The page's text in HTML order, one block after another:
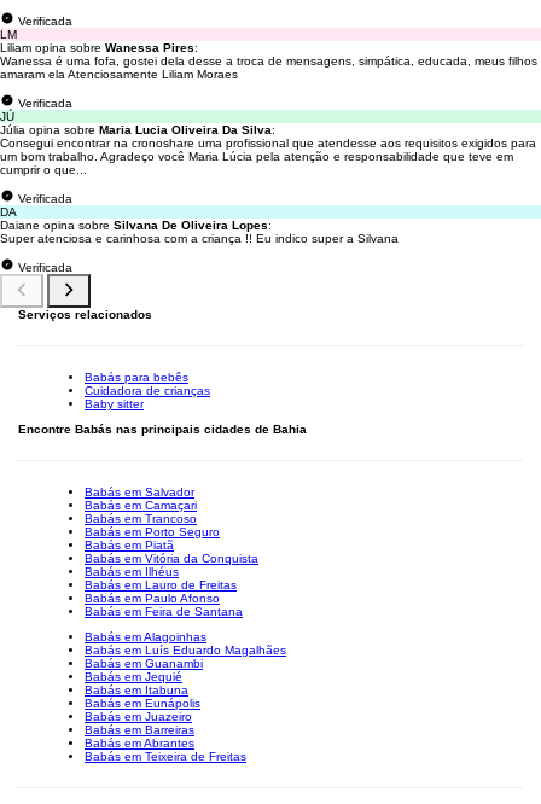
Verificada
LM
Liliam opina sobre Wanessa Pires:
Wanessa é uma fofa, gostei dela desse a troca de mensagens, simpática, educada, meus filhos
amaram ela Atenciosamente Liliam Moraes
Verificada
JÚ
Júlia opina sobre Maria Lucia Oliveira Da Silva:
Consegui encontrar na cronoshare uma profissional que atendesse aos requisitos exigidos para
um bom trabalho. Agradeço você Maria Lúcia pela atenção e responsabilidade que teve em
cumprir o que...
Verificada
DA
Daiane opina sobre Silvana De Oliveira Lopes:
Super atenciosa e carinhosa com a criança !! Eu indico super a Silvana
Verificada
Serviços relacionados
Babás para bebês
Cuidadora de crianças
Baby sitter
Encontre Babás nas principais cidades de Bahia
Babás em Salvador
Babás em Camaçari
Babás em Trancoso
Babás em Porto Seguro
Babás em Piatã
Babás em Vitória da Conquista
Babás em Ilhéus
Babás em Lauro de Freitas
Babás em Paulo Afonso
Babás em Feira de Santana
Babás em Alagoinhas
Babás em Luís Eduardo Magalhães
Babás em Guanambi
Babás em Jequié
Babás em Itabuna
Babás em Eunápolis
Babás em Juazeiro
Babás em Barreiras
Babás em Abrantes
Babás em Teixeira de Freitas